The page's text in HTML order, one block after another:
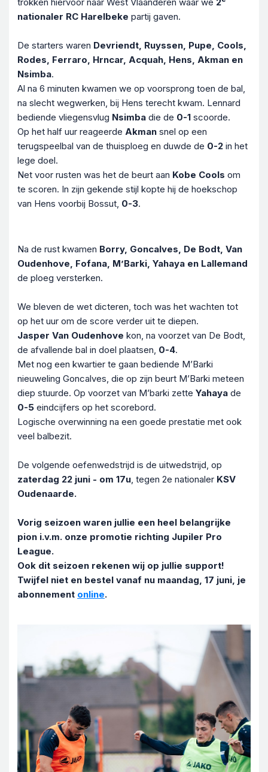
nationaler RC Harelbeke partij gaven.
De starters waren Devriendt, Ruyssen, Pupe, Cools,
Rodes, Ferraro, Hrncar, Acquah, Hens, Akman en
Nsimba.
Al na 6 minuten kwamen we op voorsprong toen de bal,
na slecht wegwerken, bij Hens terecht kwam. Lennard
bediende vliegensvlug Nsimba die de 0-1 scoorde.
Op het half uur reageerde Akman snel op een
terugspeelbal van de thuisploeg en duwde de 0-2 in het
lege doel.
Net voor rusten was het de beurt aan Kobe Cools om
te scoren. In zijn gekende stijl kopte hij de hoekschop
van Hens voorbij Bossut, 0-3.
Na de rust kwamen Borry, Goncalves, De Bodt, Van
Oudenhove, Fofana, M’Barki, Yahaya en Lallemand
de ploeg versterken.
We bleven de wet dicteren, toch was het wachten tot
op het uur om de score verder uit te diepen.
Jasper Van Oudenhove kon, na voorzet van De Bodt,
de afvallende bal in doel plaatsen, 0-4.
Met nog een kwartier te gaan bediende M’Barki
nieuweling Goncalves, die op zijn beurt M’Barki meteen
diep stuurde. Op voorzet van M’barki zette Yahaya de
0-5 eindcijfers op het scorebord.
Logische overwinning na een goede prestatie met ook
veel balbezit.
De volgende oefenwedstrijd is de uitwedstrijd, op
zaterdag 22 juni - om 17u, tegen 2e nationaler KSV
Oudenaarde.
Vorig seizoen waren jullie een heel belangrijke
pion i.v.m. onze promotie richting Jupiler Pro
League.
Ook dit seizoen rekenen wij op jullie support!
Twijfel niet en bestel vanaf nu maandag, 17 juni, je
abonnement online.